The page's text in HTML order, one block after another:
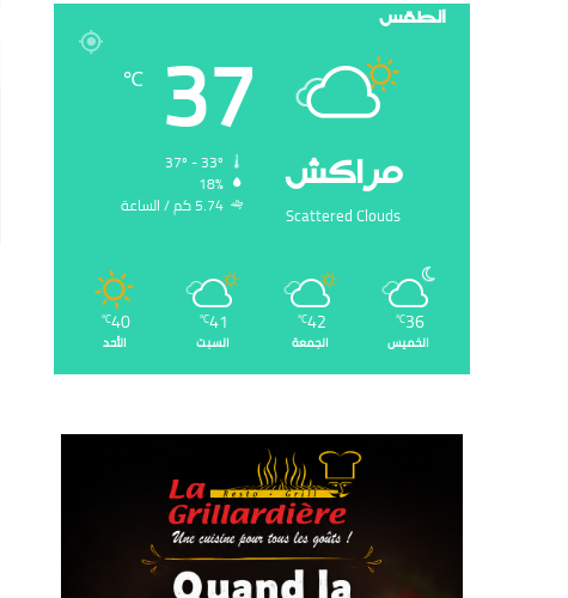
الطقس
‏مراكش
Scattered Clouds
37
℃
18%
5.74 ‏كم / الساعة
36
℃
الخميس
42
℃
الجمعة
41
℃
السبت
40
℃
الأحد